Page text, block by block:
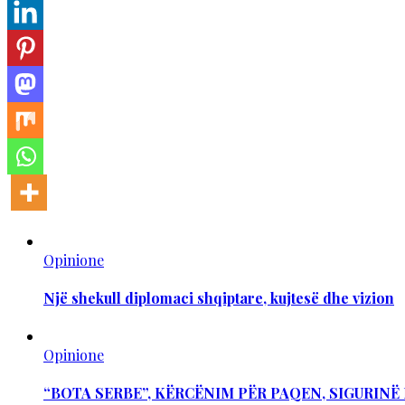
Opinione
Një shekull diplomaci shqiptare, kujtesë dhe vizion
Opinione
“BOTA SERBE”, KËRCËNIM PËR PAQEN,